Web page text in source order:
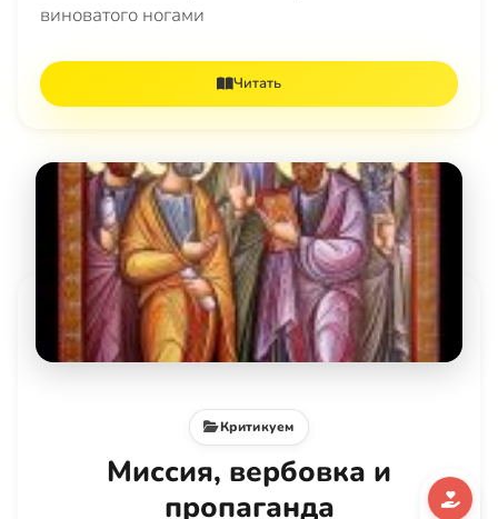
виноватого ногами
Читать
Критикуем
Миссия, вербовка и
пропаганда